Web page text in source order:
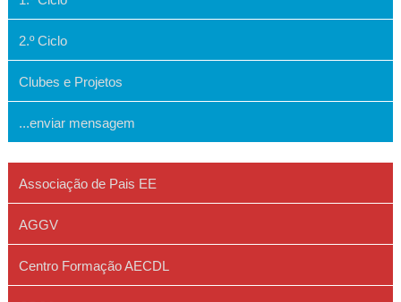
2.º Ciclo
Clubes e Projetos
...enviar mensagem
Associação de Pais EE
AGGV
Centro Formação AECDL